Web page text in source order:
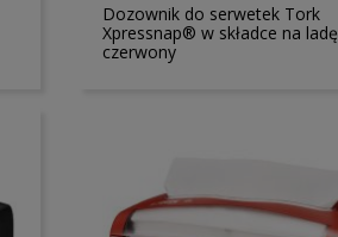
Dozownik do serwetek Tork
Xpressnap® w składce na ladę
czerwony